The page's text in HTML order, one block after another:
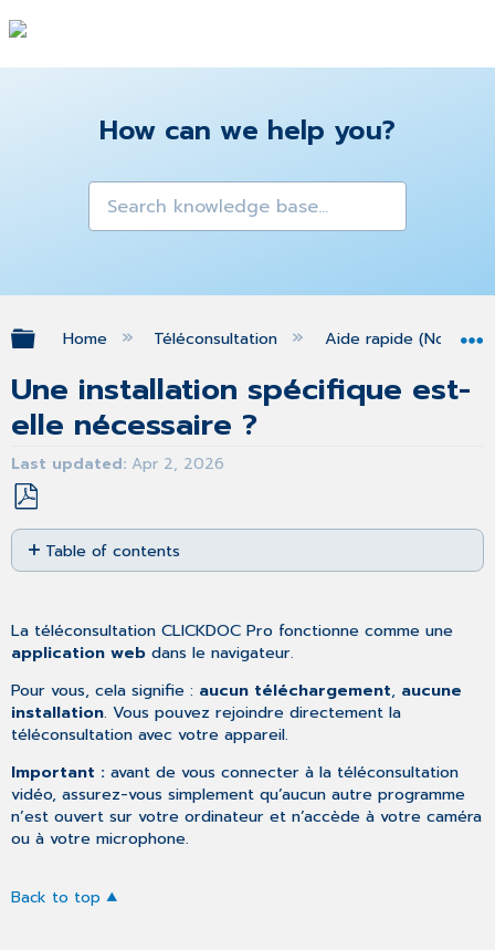
How can we help you?
Expand/collapse global hierarchy
Home Téléconsultation Aide rapide
Une installation spécifique est-
elle nécessaire ?
Last updated Apr 2, 2026
Save
as
PDF
Table of contents
No
La téléconsultation CLICKDOC Pro fonctionne comme une
application webdans le navigateur.
Pour vous, cela signifie : aucun téléchargement, aucune
installation. Vous pouvez rejoindre directement la
téléconsultation avec votre appareil.
Important : avant de vous connecter à la téléconsultation
vidéo, assurez-vous simplement qu’aucun autre programme
n’est ouvert sur votre ordinateur et n’accède à votre caméra
ou à votre microphone.
Back to top